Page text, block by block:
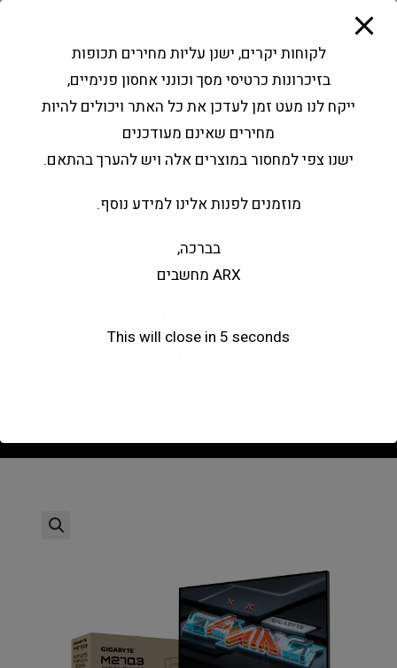
פתח סרגל נגישות
Products
search
החשבון שלי בקשה להצעה
2560X1440@320Hz Super
לקוחות יקרים, ישנן עליות מחירים תכופות
בזיכרונות כרטיסי מסך וכונני אחסון פנימיים,
ייקח לנו מעט זמן לעדכן את כל האתר ויכולים להיות
מחירים שאינם מעודכנים
ישנו צפי למחסור במוצרים אלה ויש להערך בהתאם.
מוזמנים לפנות אלינו למידע נוסף.
בברכה,
ARX מחשבים
This will close in 5 seconds